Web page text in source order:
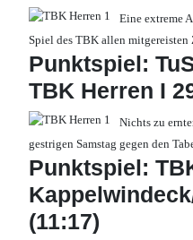
Eine extreme
Spiel des TBK allen mitgereisten
Punktspiel:
TBK Herren I
Nichts zu
gestrigen Samstag gegen den
Punktspiel:
(11:17)